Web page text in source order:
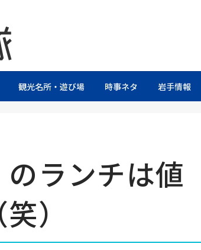
観光名所・遊び場 時事ネタ 岩手情報
のランチは値
）